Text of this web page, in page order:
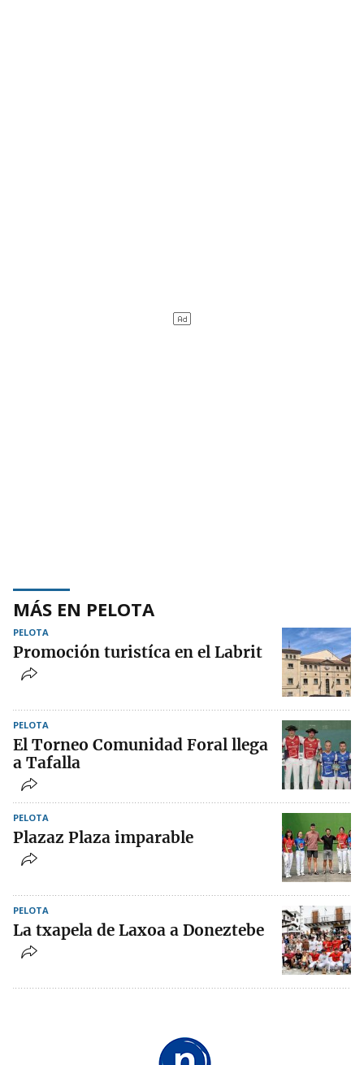
MÁS EN PELOTA
PELOTA
Promoción turistíca en el Labrit
PELOTA
El Torneo Comunidad Foral llega
a Tafalla
PELOTA
Plazaz Plaza imparable
PELOTA
La txapela de Laxoa a Doneztebe